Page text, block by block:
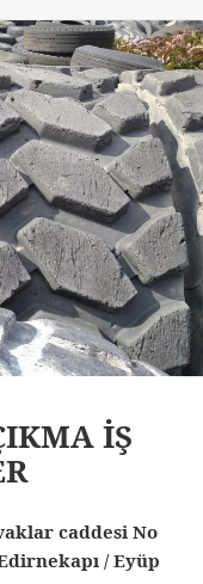
İŞ
caddesi No
/ Eyüp